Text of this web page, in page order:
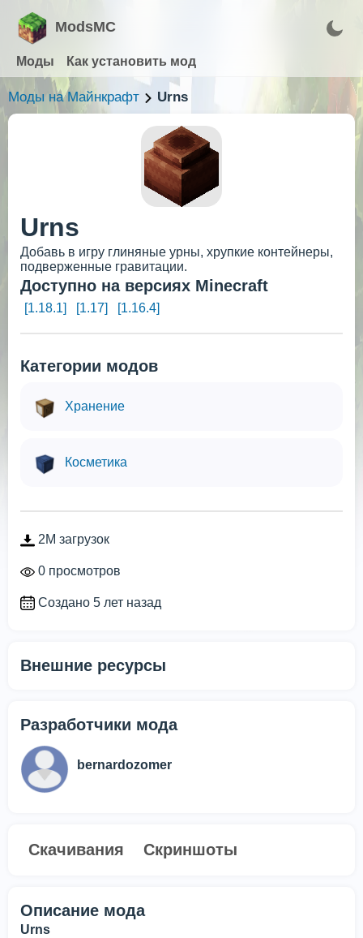
ModsMC
Моды Как установить мод
Моды на Майнкрафт Urns
Urns
Добавь в игру глиняные урны, хрупкие контейнеры,
подверженные гравитации.
Доступно на версиях Minecraft
[1.18.1] [1.17] [1.16.4]
Категории модов
Хранение
Косметика
2M загрузок
0 просмотров
Создано 5 лет назад
Внешние ресурсы
Разработчики мода
bernardozomer
Скачивания Скриншоты
Описание мода
Urns